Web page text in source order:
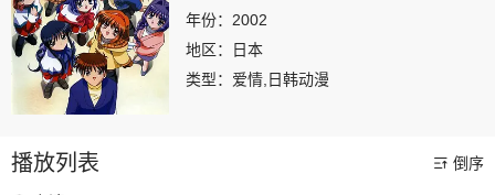
年份： 2002
地区：
日本
类型： 爱情,日韩动漫
播放列表 倒序